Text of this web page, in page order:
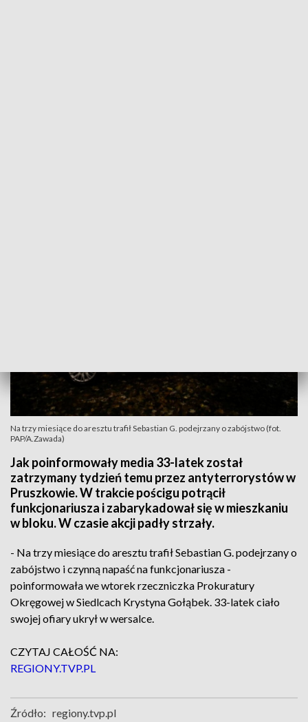
Na trzy miesiące do aresztu trafił Sebastian G. podejrzany o zabójstwo (fot.
PAP/A.Zawada)
Jak poinformowały media 33-latek został
zatrzymany tydzień temu przez antyterrorystów w
Pruszkowie. W trakcie pościgu potrącił
funkcjonariusza i zabarykadował się w mieszkaniu
w bloku. W czasie akcji padły strzały.
- Na trzy miesiące do aresztu trafił Sebastian G. podejrzany o
zabójstwo i czynną napaść na funkcjonariusza -
poinformowała we wtorek rzeczniczka Prokuratury
Okręgowej w Siedlcach Krystyna Gołąbek. 33-latek ciało
swojej ofiary ukrył w wersalce.
CZYTAJ CAŁOŚĆ NA:
REGIONY.TVP.PL
Źródło: regiony.tvp.pl